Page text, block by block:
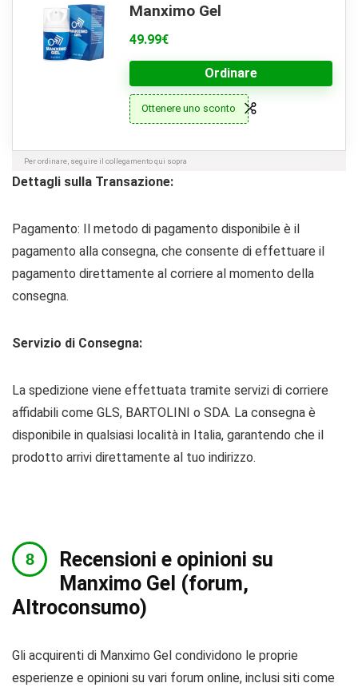
Manximo Gel
49.99€
Ordinare
Ottenere uno sconto
Per ordinare, seguire il collegamento qui sopra
Dettagli sulla Transazione:
Pagamento: Il metodo di pagamento disponibile è il
pagamento alla consegna, che consente di effettuare il
pagamento direttamente al corriere al momento della
consegna.
Servizio di Consegna:
La spedizione viene effettuata tramite servizi di corriere
affidabili come GLS, BARTOLINI o SDA. La consegna è
disponibile in qualsiasi località in Italia, garantendo che il
prodotto arrivi direttamente al tuo indirizzo.
Recensioni e opinioni su
Manximo Gel (forum,
Altroconsumo)
Gli acquirenti di Manximo Gel condividono le proprie
esperienze e opinioni su vari forum online, inclusi siti come